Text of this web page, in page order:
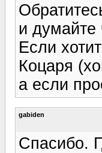
и думайте
Если
Коцаря
а если
gabiden
Спасибо.